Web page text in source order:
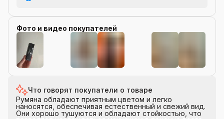
5 звёзд
53
4 звезды
2
звезды
звезды
Фото и видео покупателей
Что говорят покупатели о товаре
Румяна обладают приятным цветом и легко
наносятся, обеспечивая естественный и свежий вид.
Они хорошо тушуются и обладают стойкостью, что